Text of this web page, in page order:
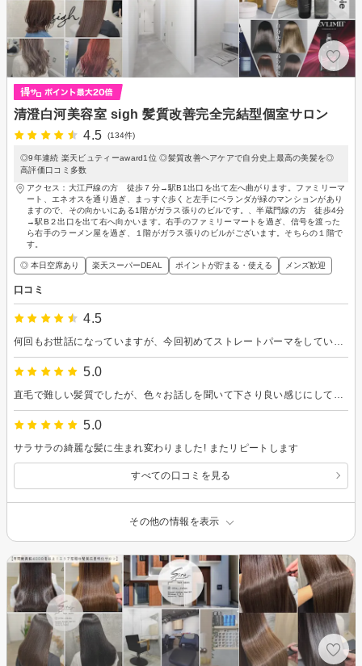
清澄白河美容室 sigh 髪質改善完全完結型個室サロン
4.5
(134件)
◎9年連続 楽天ビュティーaward1位 ◎髪質改善ヘアケアで自分史上最高の美髪を◎
高評価口コミ多数
アクセス：大江戸線の方 徒歩７分→駅B1出口を出て左へ曲がります。ファミリーマ
ート、エネオスを通り過ぎ、まっすぐ歩くと左手にベランダが緑のマンションがあり
ますので、その向かいにある1階がガラス張りのビルです。、半蔵門線の方 徒歩4分
→駅B２出口を出て右へ向かいます。右手のファミリーマートを過ぎ、信号を渡った
ら右手のラーメン屋を過ぎ、１階がガラス張りのビルがございます。そちらの１階で
す。
◎ 本日空席あり 楽天スーパーDEAL ポイントが貯まる・使える メンズ歓迎
口コミ
4.5
5.0
5.0
サラサラの綺麗な髪に生まれ変わりました! またリピートします
すべての口コミを見る
その他の情報を表示